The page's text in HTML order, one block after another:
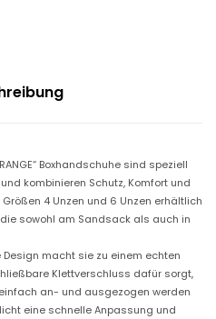
Boxhandschuhe sind speziell
kombinieren Schutz, Komfort und
4 Unzen und 6 Unzen erhältlich
sowohl am Sandsack als auch in
macht sie zu einem echten
Klettverschluss dafür sorgt,
an- und ausgezogen werden
eine schnelle Anpassung und